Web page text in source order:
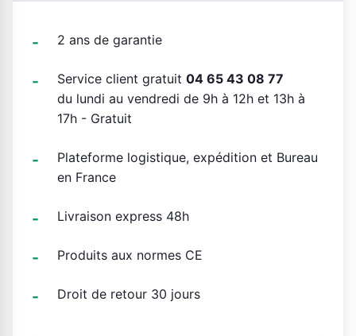
2 ans de garantie
Service client gratuit 04 65 43 08 77
du lundi au vendredi de 9h à 12h et 13h à
17h - Gratuit
Plateforme logistique, expédition et Bureau
en France
Livraison express 48h
Produits aux normes CE
Droit de retour 30 jours